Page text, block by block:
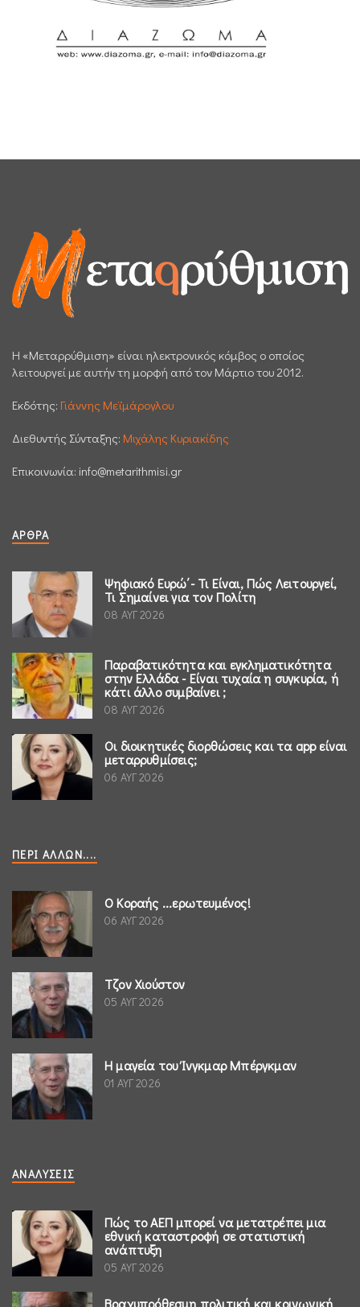
H «Μεταρρύθμιση» είναι ηλεκτρονικός κόμβος ο οποίος
λειτουργεί με αυτήν τη μορφή από τον Μάρτιο του 2012.
Εκδότης: Γιάννης Μεϊμάρογλου
Διεθυντής Σύνταξης: Μιχάλης Κυριακίδης
Επικοινωνία: info@metarithmisi.gr
ΆΡΘΡΑ
Ψηφιακό Ευρώ΄- Τι Είναι, Πώς Λειτουργεί,
Τι Σημαίνει για τον Πολίτη
08 ΑΥΓ 2026
Παραβατικότητα και εγκληματικότητα
στην Ελλάδα - Είναι τυχαία η συγκυρία, ή
κάτι άλλο συμβαίνει ;
08 ΑΥΓ 2026
Οι διοικητικές διορθώσεις και τα app είναι
μεταρρυθμίσεις;
06 ΑΥΓ 2026
ΠΕΡΊ ΆΛΛΩΝ....
Ο Κοραής ...ερωτευμένος!
06 ΑΥΓ 2026
Τζον Χιούστον
05 ΑΥΓ 2026
Η μαγεία του Ίνγκμαρ Μπέργκμαν
01 ΑΥΓ 2026
ΑΝΑΛΎΣΕΙΣ
Πώς το ΑΕΠ μπορεί να μετατρέπει μια
εθνική καταστροφή σε στατιστική
ανάπτυξη
05 ΑΥΓ 2026
Βραχυπρόθεσμη πολιτική και κοινωνική